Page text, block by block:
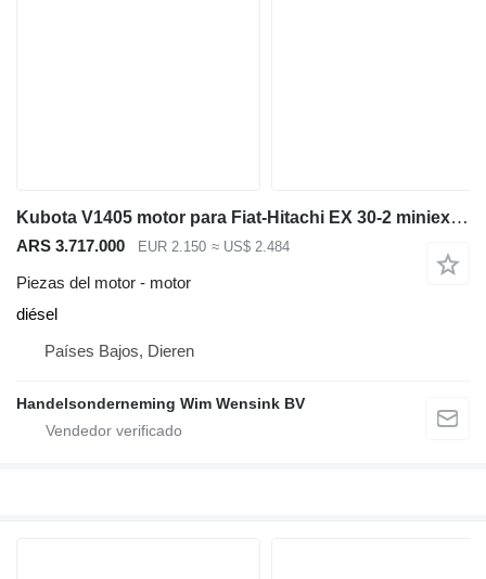
Kubota V1405 motor para Fiat-Hitachi EX 30-2 miniexcavadora
ARS 3.717.000 EUR 2.150 ≈ US$ 2.484
Piezas del motor - motor
diésel
Países Bajos, Dieren
Handelsonderneming Wim Wensink BV